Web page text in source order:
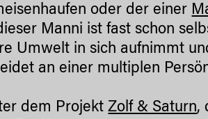
oder der einer
Manni ist fast schon
Umwelt in sich aufnimmt
an einer multiplen
dem ProjektZolf & Saturn,